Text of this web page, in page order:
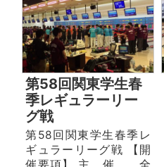
第58回関東学生春
季レギュラーリー
グ戦
第58回関東学生春季レ
ギュラーリーグ戦 【開